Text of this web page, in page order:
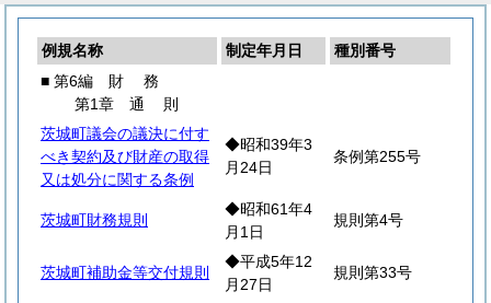
例規名称 制定年月日
種別番号
■ 第6編 財 務
第1章 通 則
茨城町議会の議決に付す
べき契約及び財産の取得
又は処分に関する条例
◆昭和39年3
月24日
条例第255号
茨城町財務規則
◆昭和61年4
月1日
規則第4号
茨城町補助金等交付規則
◆平成5年12
月27日
規則第33号